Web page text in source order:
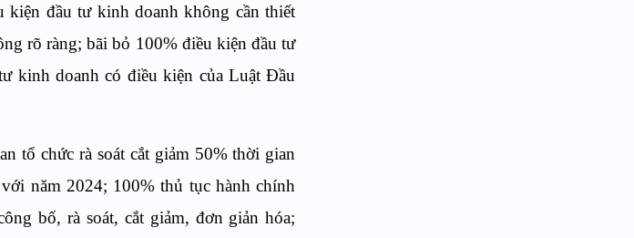
kiện đầu tư kinh doanh không cần thiết
rõ ràng; bãi bỏ 100% điều kiện đầu tư
kinh doanh có điều kiện của Luật Đầu
tổ chức rà soát cắt giảm 50% thời gian
năm 2024; 100% thủ tục hành chính
bố, rà soát, cắt giảm, đơn giản hóa;